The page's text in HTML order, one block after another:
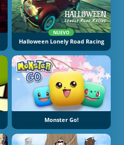
NUEVO
Halloween Lonely Road Racing
Monster Go!